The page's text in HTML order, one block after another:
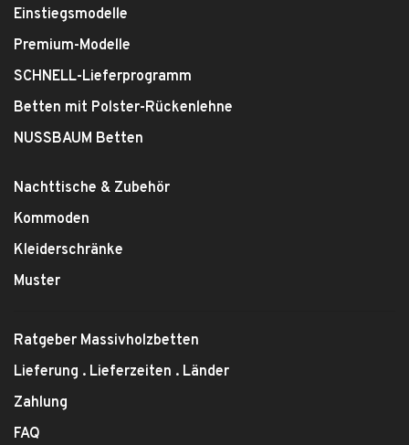
Einstiegsmodelle
Premium-Modelle
SCHNELL-Lieferprogramm
Betten mit Polster-Rückenlehne
NUSSBAUM Betten
Nachttische & Zubehör
Kommoden
Kleiderschränke
Muster
Ratgeber Massivholzbetten
Lieferung . Lieferzeiten . Länder
Zahlung
FAQ